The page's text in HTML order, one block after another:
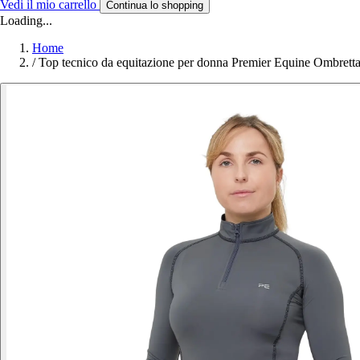
Vedi il mio carrello Continua lo shopping
Loading...
Home
/ Top tecnico da equitazione per donna Premier Equine Ombretta